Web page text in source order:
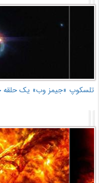
تلسکوپ «جیمز وب» یک حلقه